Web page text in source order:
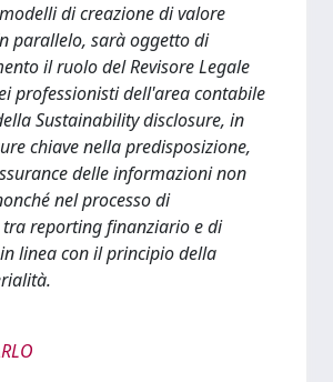
di creazione di valore
parallelo, sarà oggetto di
il ruolo del Revisore Legale
professionisti dell'area contabile
Sustainability disclosure, in
chiave nella predisposizione,
delle informazioni non
nel processo di
reporting finanziario e di
linea con il principio della